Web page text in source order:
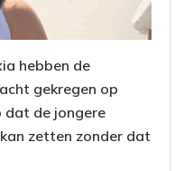
hebben de
gekregen op
dat de jongere
zetten zonder dat